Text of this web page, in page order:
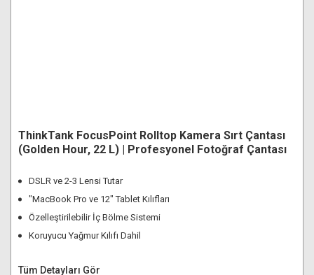
ThinkTank FocusPoint Rolltop Kamera Sırt Çantası
(Golden Hour, 22 L) | Profesyonel Fotoğraf Çantası
DSLR ve 2-3 Lensi Tutar
"MacBook Pro ve 12" Tablet Kılıfları
Özelleştirilebilir İç Bölme Sistemi
Koruyucu Yağmur Kılıfı Dahil
Tüm Detayları Gör